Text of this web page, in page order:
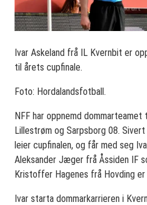
Ivar Askeland frå IL Kvernbit er
til årets cupfinale.
Foto: Hordalandsfotball.
NFF har oppnemd
Lillestrøm og Sarpsborg 08.
leier cupfinalen, og får med seg
Aleksander Jæger frå Åssiden IF
Kristoffer Hagenes frå Hovding er
Ivar starta dommarkarrieren i